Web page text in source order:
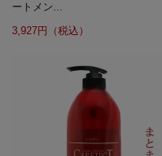
ートメン...
3,927円（税込）